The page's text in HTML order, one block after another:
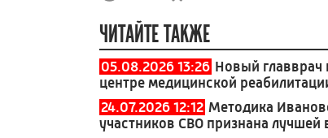
ЧИТАЙТЕ ТАКЖЕ
05.08.2026 13:26 Новый главврач
центре медицинской
24.07.2026 12:12 Методика
участников СВО признана лучшей